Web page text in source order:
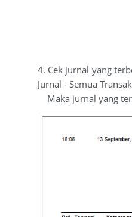
4. Cek jurnal yang
Jurnal - Semua
Maka jurnal yang